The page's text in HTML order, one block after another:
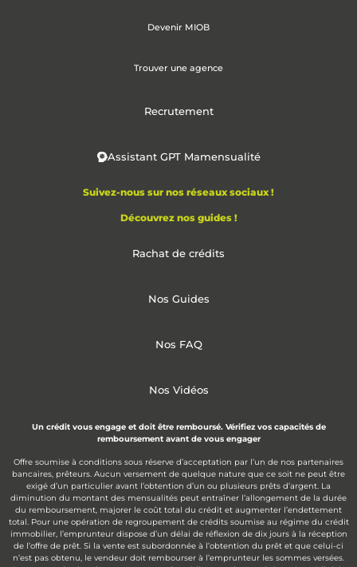
Devenir MIOB
Trouver une agence
Recrutement
Assistant GPT Mamensualité
Suivez-nous sur nos réseaux sociaux !
Découvrez nos guides !
Rachat de crédits
Nos Guides
Nos FAQ
Nos Vidéos
Un crédit vous engage et doit être remboursé. Vérifiez vos capacités de
remboursement avant de vous engager
Offre soumise à conditions sous réserve d’acceptation par l’un de nos partenaires
bancaires, prêteurs. Aucun versement de quelque nature que ce soit ne peut être
exigé d’un particulier avant l’obtention d’un ou plusieurs prêts d’argent. La
diminution du montant des mensualités peut entraîner l’allongement de la durée
du remboursement, majorer le coût total du crédit et augmenter l’endettement
total. Pour une opération de regroupement de crédits soumise au régime du crédit
immobilier, l’emprunteur dispose d’un délai de réflexion de dix jours à la réception
de l’offre de prêt. Si la vente est subordonnée à l’obtention du prêt et que celui-ci
n’est pas obtenu, le vendeur doit rembourser à l’emprunteur les sommes versées.